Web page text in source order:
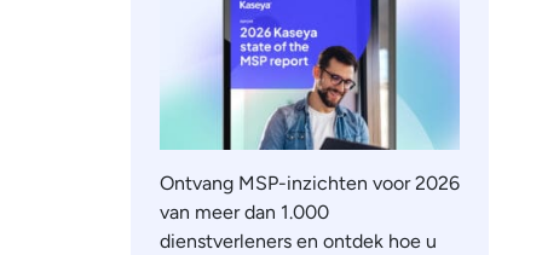
Ontvang MSP-inzichten voor 2026
van meer dan 1.000
dienstverleners en ontdek hoe u